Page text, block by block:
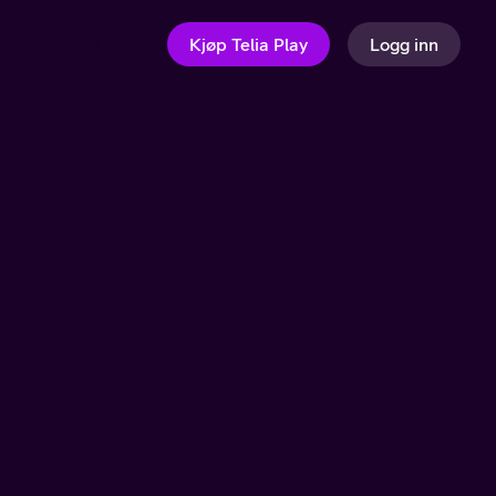
Kjøp Telia Play Logg inn